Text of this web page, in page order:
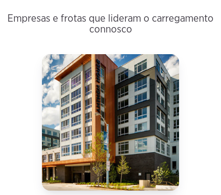
Empresas e frotas que lideram o carregamento
connosco